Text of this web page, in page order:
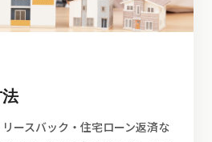
ースバック・住宅ローン返済な